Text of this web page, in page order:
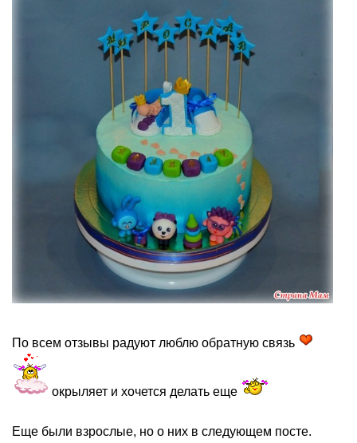
По всем отзывы радуют люблю обратную связь
окрыляет и хочется делать еще
Еще были взрослые, но о них в следующем посте.